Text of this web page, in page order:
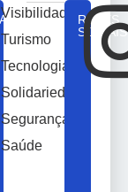
Visibilidade
Turismo
Tecnologia
Solidariedade
Segurança
Saúde
REDES
SOCIAIS